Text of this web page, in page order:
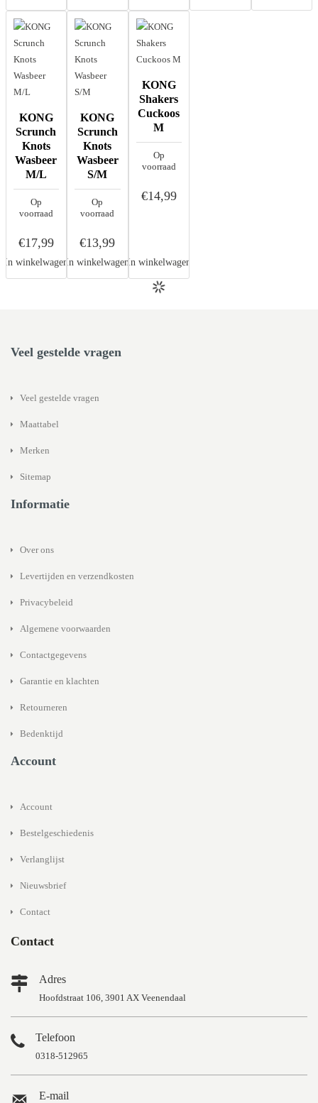
Op
voorraad
KONG
Scrunch
Knots
Wasbeer
M/L
€17,99
In winkelwagen
Op
voorraad
KONG
Scrunch
Knots
Wasbeer
S/M
€13,99
In winkelwagen
Op
voorraad
KONG
Shakers
Cuckoos
M
€14,99
In winkelwagen
Veel gestelde vragen
Veel gestelde vragen
Maattabel
Merken
Sitemap
Informatie
Over ons
Levertijden en verzendkosten
Privacybeleid
Algemene voorwaarden
Contactgegevens
Garantie en klachten
Retourneren
Bedenktijd
Account
Account
Bestelgeschiedenis
Verlanglijst
Nieuwsbrief
Contact
Contact
Adres
Hoofdstraat 106, 3901 AX Veenendaal
Telefoon
0318-512965
E-mail